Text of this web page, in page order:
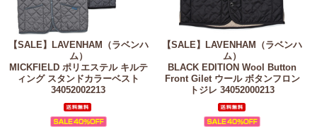
【SALE】
LAVENHAM（ラベンハ
ム）
MICKFIELD ポリエステル キルテ
ィング スタンドカラーベスト
34052002213
【SALE】
LAVENHAM（ラベンハ
ム）
BLACK EDITION Wool Button
Front Gilet ウール ボタンフロン
トジレ 34052000213